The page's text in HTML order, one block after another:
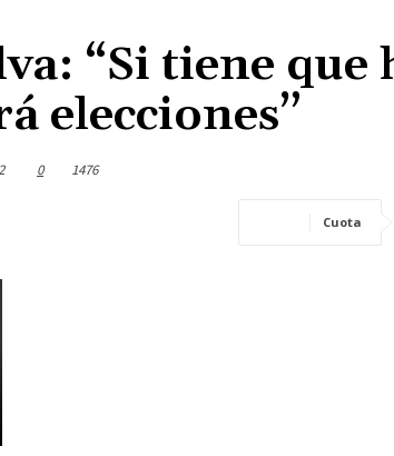
“Si tiene que
elecciones”
0 1476
Cuota